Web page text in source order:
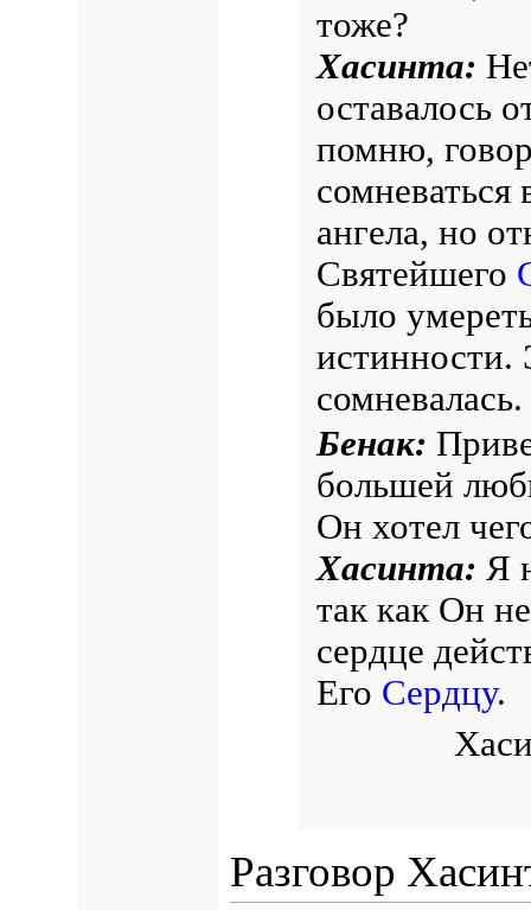
тоже?
Хасинта:
оставалось
помню,
ангела, но
Святейшего
было
истинности.
сомневалась.
Бенак:
большей
Он хотел
Хасинта: Я
так как Он
сердце
Его Сердцу.
Разговор